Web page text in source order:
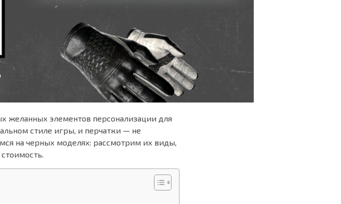
желанных элементов персонализации для
стиле игры, и перчатки — не
на черных моделях: рассмотрим их виды,